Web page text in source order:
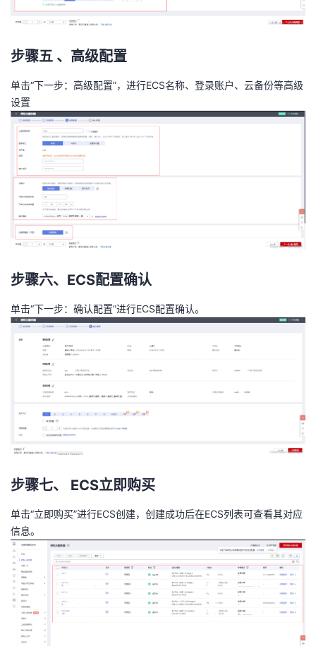
步骤五 、高级配置
单击“下一步：高级配置”，进行ECS名称、登录账户、云备份等高级
设置
步骤六、ECS配置确认
单击“下一步：确认配置”进行ECS配置确认。
步骤七、 ECS立即购买
单击“立即购买”进行ECS创建，创建成功后在ECS列表可查看其对应
信息。